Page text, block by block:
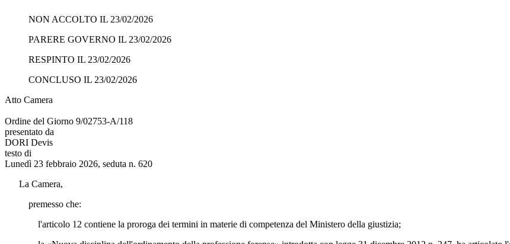
NON ACCOLTO IL 23/02/2026
PARERE GOVERNO IL 23/02/2026
RESPINTO IL 23/02/2026
CONCLUSO IL 23/02/2026
Atto Camera
Ordine del Giorno 9/02753-A/118
presentato da
DORI Devis
testo di
Lunedì 23 febbraio 2026, seduta n. 620
La Camera,
premesso che:
l'articolo 12 contiene la proroga dei termini in materie di competenza del Ministero della giustizia;